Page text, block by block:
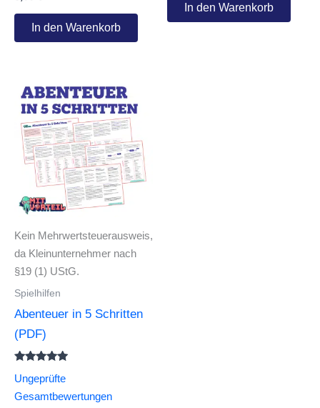
In den Warenkorb
In den Warenkorb
Kein Mehrwertsteuerausweis,
da Kleinunternehmer nach
§19 (1) UStG.
Spielhilfen
Abenteuer in 5 Schritten
(PDF)
mit
4.83
von 5
Ungeprüfte
Gesamtbewertungen